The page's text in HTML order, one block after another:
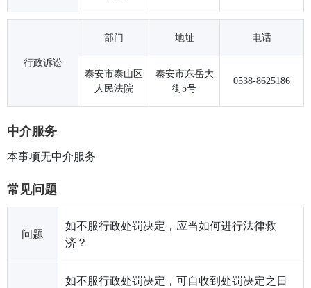
行政诉讼
部门 地址 电话
泰安市泰山区
人民法院
泰安市东岳大
街5号
0538-8625186
中介服务
本事项无中介服务
常见问题
问题
如不服行政处罚决定，应当如何进行法律救
济？
如不服行政处罚决定，可自收到处罚决定之日